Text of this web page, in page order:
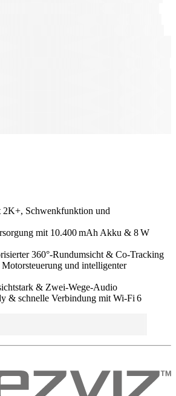
2K+, Schwenkfunktion und
mit 10.400 mAh Akku & 8 W
360°-Rundumsicht & Co-Tracking
und intelligenter
& Zwei-Wege-Audio
& schnelle Verbindung mit Wi-Fi 6